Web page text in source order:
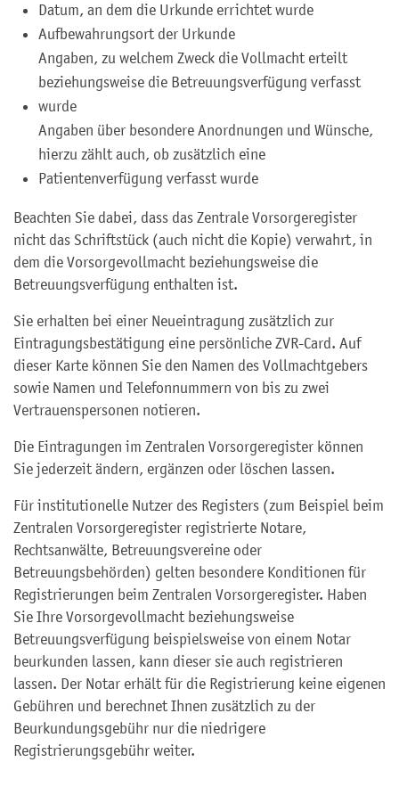
Datum, an dem die Urkunde errichtet wurde
Aufbewahrungsort der Urkunde
Angaben, zu welchem Zweck die Vollmacht erteilt
beziehungsweise die Betreuungsverfügung verfasst
wurde
Angaben über besondere Anordnungen und Wünsche,
hierzu zählt auch, ob zusätzlich eine
Patientenverfügung verfasst wurde
Beachten Sie dabei, dass das Zentrale Vorsorgeregister
nicht das Schriftstück (auch nicht die Kopie) verwahrt, in
dem die Vorsorgevollmacht beziehungsweise die
Betreuungsverfügung enthalten ist.
Sie erhalten bei einer Neueintragung zusätzlich zur
Eintragungsbestätigung eine persönliche ZVR-Card. Auf
dieser Karte können Sie den Namen des Vollmachtgebers
sowie Namen und Telefonnummern von bis zu zwei
Vertrauenspersonen notieren.
Die Eintragungen im Zentralen Vorsorgeregister können
Sie jederzeit ändern, ergänzen oder löschen lassen.
Für institutionelle Nutzer des Registers (zum Beispiel beim
Zentralen Vorsorgeregister registrierte Notare,
Rechtsanwälte, Betreuungsvereine oder
Betreuungsbehörden) gelten besondere Konditionen für
Registrierungen beim Zentralen Vorsorgeregister. Haben
Sie Ihre Vorsorgevollmacht beziehungsweise
Betreuungsverfügung beispielsweise von einem Notar
beurkunden lassen, kann dieser sie auch registrieren
lassen. Der Notar erhält für die Registrierung keine eigenen
Gebühren und berechnet Ihnen zusätzlich zu der
Beurkundungsgebühr nur die niedrigere
Registrierungsgebühr weiter.